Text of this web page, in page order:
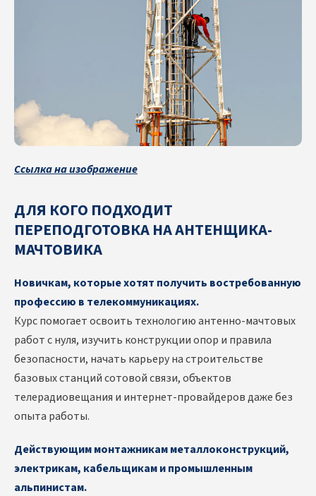
Диплом о профессиональной переподготовке с
присвоением квалификации «Антенщик-мачтовик» с
внесением в ФРДО, Удостоверение Антенщика-мачтовика,
Протокол проверки знаний по охране труда и работе на
высоте (в электронном и бумажном виде).
Ссылка на изображение
ДЛЯ КОГО ПОДХОДИТ
ПЕРЕПОДГОТОВКА НА АНТЕНЩИКА-
МАЧТОВИКА
Новичкам, которые хотят получить востребованную
профессию в телекоммуникациях.
Курс помогает освоить технологию антенно-мачтовых
работ с нуля, изучить конструкции опор и правила
безопасности, начать карьеру на строительстве
базовых станций сотовой связи, объектов
телерадиовещания и интернет-провайдеров даже без
опыта работы.
Действующим монтажникам металлоконструкций,
электрикам, кабельщикам и промышленным
альпинистам.